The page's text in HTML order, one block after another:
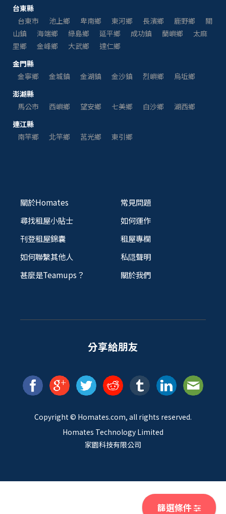
篩選條件
台東縣
台東市
池上鄉 卑南鄉 東河鄉 長濱鄉 鹿野鄉
關
山鎮
海端鄉 綠島鄉 延平鄉 成功鎮 蘭嶼鄉
太麻
里鄉
金峰鄉 大武鄉
達仁鄉
金門縣
金寧鄉
金城鎮 金湖鎮 金沙鎮 烈嶼鄉
烏坵鄉
澎湖縣
馬公市
西嶼鄉 望安鄉 七美鄉 白沙鄉
湖西鄉
連江縣
南竿鄉
北竿鄉 莒光鄉 東引鄉
關於Homates
尋找租屋小貼士
刊登租屋錦囊
如何聯繫其他人
甚麼是Teamups？
常見問題
如何運作
租屋專欄
私隠聲明
關於我們
分享給朋友
Copyright © Homates.com, all rights reserved.
Homates Technology Limited
家園科技有限公司